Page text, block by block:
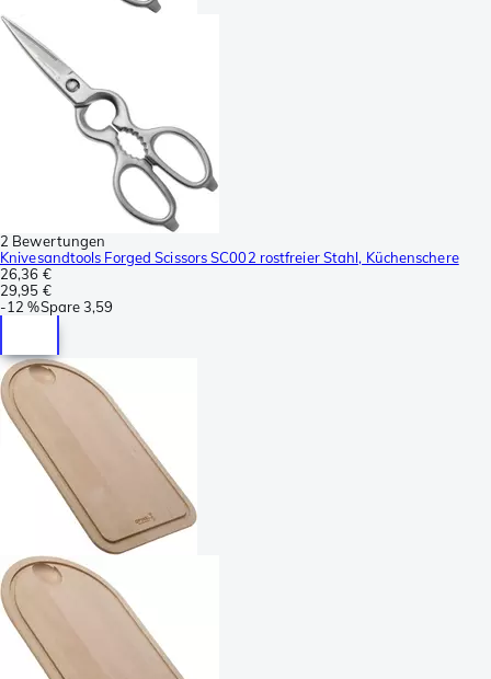
2 Bewertungen
Knivesandtools Forged Scissors SC002 rostfreier Stahl, Küchenschere
26,36 €
29,95 €
-12 %Spare3,59